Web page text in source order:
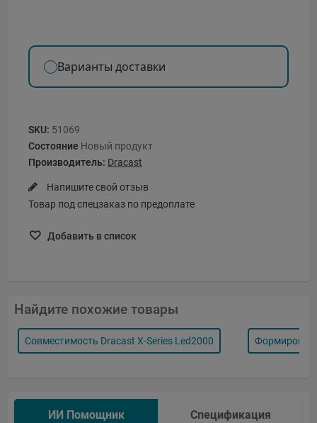
Варианты доставки
SKU: 51069
Состояние Новый продукт
Производитель: Dracast
Напишите свой отзыв
Товар под спецзаказ по предоплате
Добавить в список
Найдите похожие товары
Совместимость Dracast X-Series Led2000
ИИ Помощник Спецификация